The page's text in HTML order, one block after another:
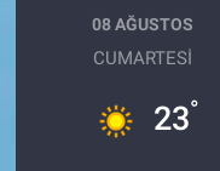
08 AĞUSTOS
CUMARTESI
23°